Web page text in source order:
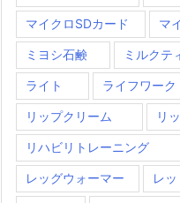
マイクロSDカード マ
ミヨシ石鹸 ミルクテ
ライト ライフワーク
リップクリーム リ
リハビリトレーニング
レッグウォーマー レ